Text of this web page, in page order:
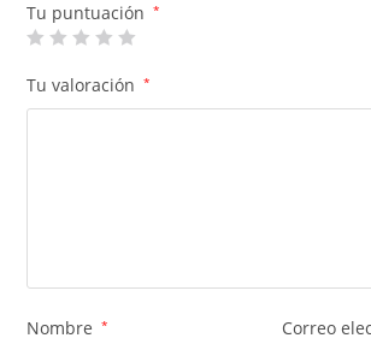
Tu puntuación *
Tu valoración *
Nombre * Correo